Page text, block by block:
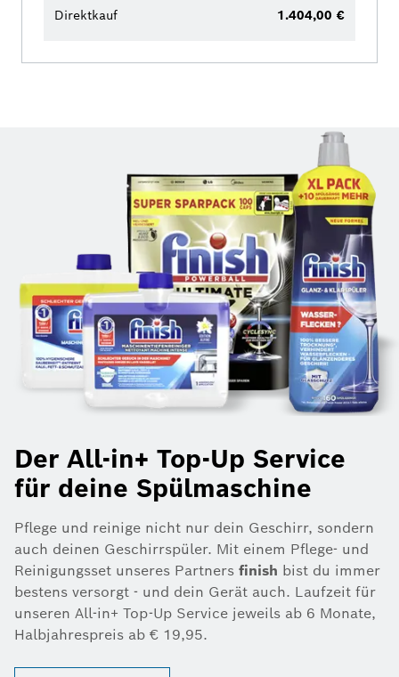
Direktkauf 1.404,00 €
Der All-in+ Top-Up Service
für deine Spülmaschine
Pflege und reinige nicht nur dein Geschirr, sondern
auch deinen Geschirrspüler. Mit einem Pflege- und
Reinigungsset unseres Partners finish bist du immer
bestens versorgt - und dein Gerät auch. Laufzeit für
unseren All-in+ Top-Up Service jeweils ab 6 Monate,
Halbjahrespreis ab € 19,95.